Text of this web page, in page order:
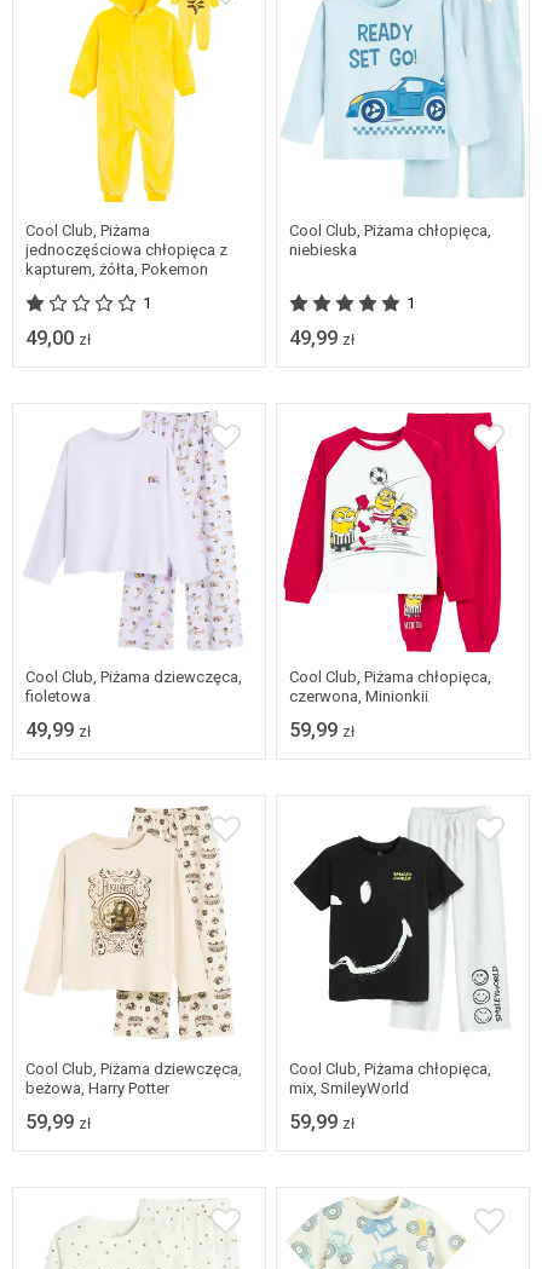
Dostępne w wielu
rozmiarach
Cool Club, Piżama
jednoczęściowa chłopięca z
kapturem, żółta, Pokemon
1
49,00 zł
Dostępne w wielu
rozmiarach
Cool Club, Piżama chłopięca,
niebieska
1
49,99 zł
Dostępne w wielu
rozmiarach
Cool Club, Piżama dziewczęca,
fioletowa
49,99 zł
Dostępne w wielu
rozmiarach
Cool Club, Piżama chłopięca,
czerwona, Minionkii
59,99 zł
Dostępne w wielu
rozmiarach
Cool Club, Piżama dziewczęca,
beżowa, Harry Potter
59,99 zł
Dostępne w wielu
rozmiarach
Cool Club, Piżama chłopięca,
mix, SmileyWorld
59,99 zł